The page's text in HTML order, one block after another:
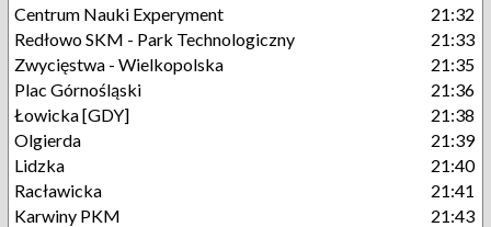
Centrum Nauki Experyment
21:32
Redłowo SKM - Park Technologiczny
21:33
Zwycięstwa - Wielkopolska
21:35
Plac Górnośląski
21:36
Łowicka [GDY]
21:38
Olgierda
21:39
Lidzka
21:40
Racławicka
21:41
Karwiny PKM
21:43